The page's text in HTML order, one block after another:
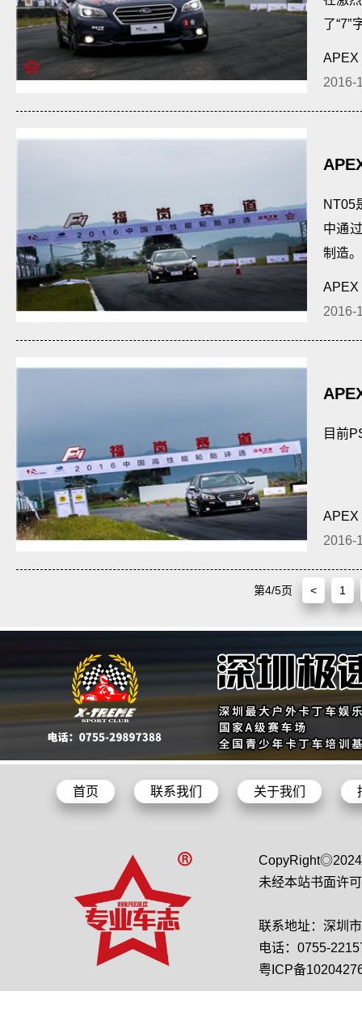
了“7”
APEX
2016-
INVO
NT05
中通
制造。
APEX
2016-
目前
APEX
2016-
第4/5页 < 1
首页 联系我们 关于我们
未经本站书面许
联系地址：深圳
电话：0755-
粤ICP备